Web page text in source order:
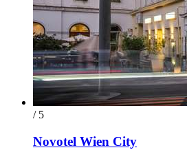
/ 5
Novotel Wien City